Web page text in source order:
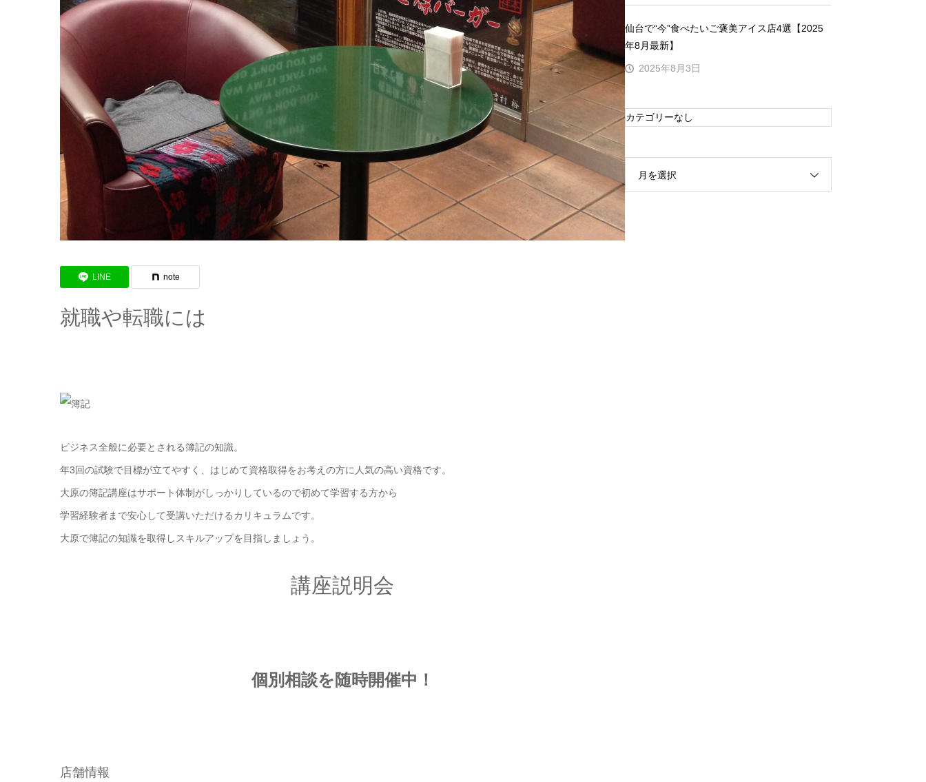
LINE note
就職や転職には
ビジネス全般に必要とされる簿記の知識。
年3回の試験で目標が立てやすく、はじめて資格取得をお考えの方に人気の高い資格です。
大原の簿記講座はサポート体制がしっかりしているので初めて学習する方から
学習経験者まで安心して受講いただけるカリキュラムです。
大原で簿記の知識を取得しスキルアップを目指しましょう。
講座説明会
個別相談を随時開催中！
店舗情報
仙台で“今”食べたいご褒美アイス店4選【2025
年8月最新】
2025年8月3日
カテゴリーなし
月を選択